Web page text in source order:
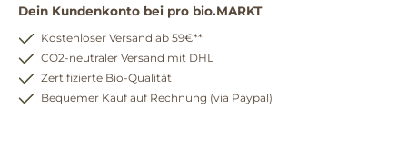
Dein Kundenkonto bei pro bio.MARKT
Kostenloser Versand ab 59€**
CO2-neutraler Versand mit DHL
Zertifizierte Bio-Qualität
Bequemer Kauf auf Rechnung (via Paypal)